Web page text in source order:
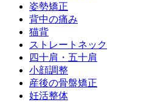
姿勢矯正
背中の痛み
猫背
ストレートネック
四十肩・五十肩
小顔調整
産後の骨盤矯正
妊活整体